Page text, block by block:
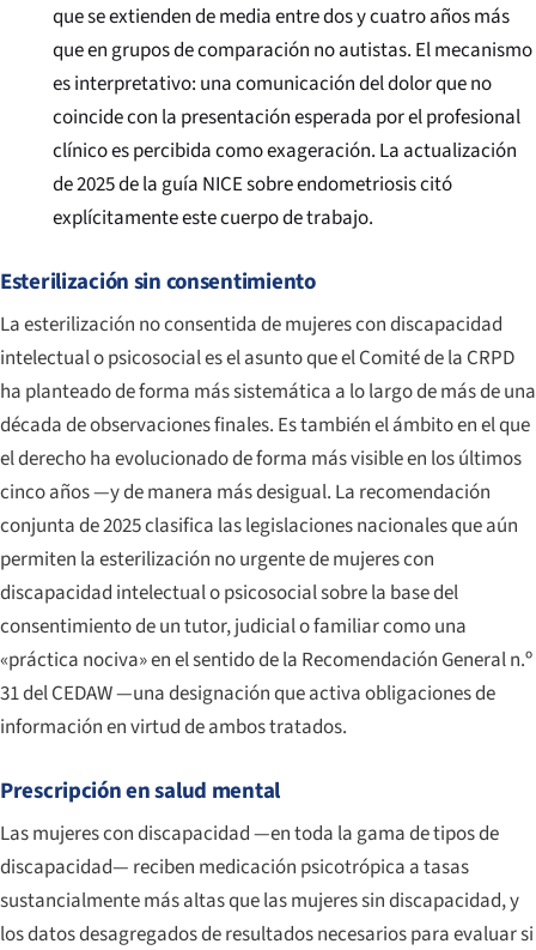
que se extienden de media entre dos y cuatro años más
que en grupos de comparación no autistas. El mecanismo
es interpretativo: una comunicación del dolor que no
coincide con la presentación esperada por el profesional
clínico es percibida como exageración. La actualización
de 2025 de la guía NICE sobre endometriosis citó
explícitamente este cuerpo de trabajo.
Esterilización sin consentimiento
La esterilización no consentida de mujeres con discapacidad
intelectual o psicosocial es el asunto que el Comité de la CRPD
ha planteado de forma más sistemática a lo largo de más de una
década de observaciones finales. Es también el ámbito en el que
el derecho ha evolucionado de forma más visible en los últimos
cinco años —y de manera más desigual. La recomendación
conjunta de 2025 clasifica las legislaciones nacionales que aún
permiten la esterilización no urgente de mujeres con
discapacidad intelectual o psicosocial sobre la base del
consentimiento de un tutor, judicial o familiar como una
«práctica nociva» en el sentido de la Recomendación General n.º
31 del CEDAW —una designación que activa obligaciones de
información en virtud de ambos tratados.
Prescripción en salud mental
Las mujeres con discapacidad —en toda la gama de tipos de
discapacidad— reciben medicación psicotrópica a tasas
sustancialmente más altas que las mujeres sin discapacidad, y
los datos desagregados de resultados necesarios para evaluar si